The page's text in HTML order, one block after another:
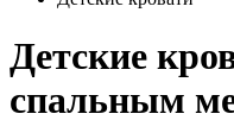
Детские
спальным